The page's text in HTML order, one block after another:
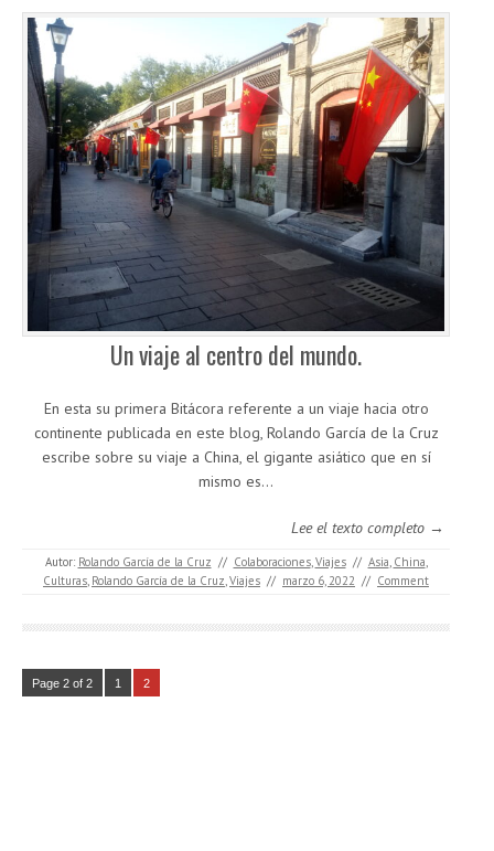
Un viaje al centro del mundo.
En esta su primera Bitácora referente a un viaje hacia otro
continente publicada en este blog, Rolando García de la Cruz
escribe sobre su viaje a China, el gigante asiático que en sí
mismo es…
Lee el texto completo →
Autor: Rolando García de la Cruz // Colaboraciones,Viajes // Asia, China,
Culturas, Rolando García de la Cruz,Viajes // marzo 6, 2022 // Comment
Page 2 of 2 1 2